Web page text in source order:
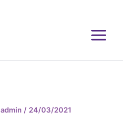
admin / 24/03/2021